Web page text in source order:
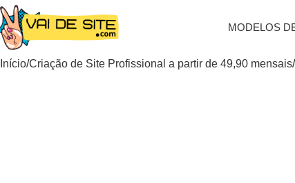
MODELOS
Início Criação de Site Profissional a partir de 49,90 mensais